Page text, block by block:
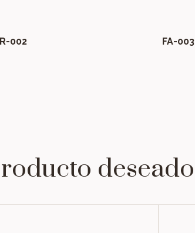
002 FA-003
deseado